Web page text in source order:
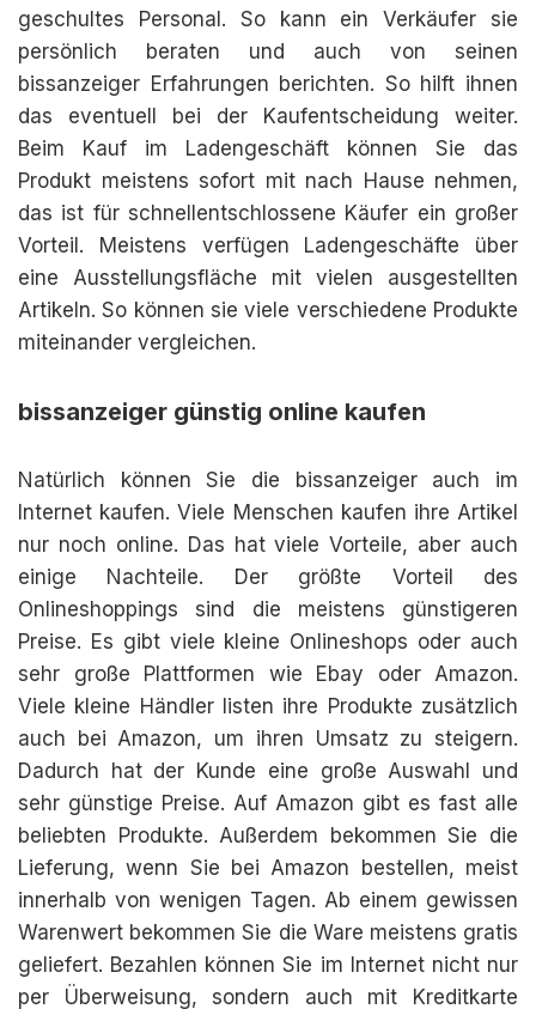
geschultes Personal. So kann ein Verkäufer sie
persönlich beraten und auch von seinen
bissanzeiger Erfahrungen berichten. So hilft ihnen
das eventuell bei der Kaufentscheidung weiter.
Beim Kauf im Ladengeschäft können Sie das
Produkt meistens sofort mit nach Hause nehmen,
das ist für schnellentschlossene Käufer ein großer
Vorteil. Meistens verfügen Ladengeschäfte über
eine Ausstellungsfläche mit vielen ausgestellten
Artikeln. So können sie viele verschiedene Produkte
miteinander vergleichen.
bissanzeiger günstig online kaufen
Natürlich können Sie die bissanzeiger auch im
Internet kaufen. Viele Menschen kaufen ihre Artikel
nur noch online. Das hat viele Vorteile, aber auch
einige Nachteile. Der größte Vorteil des
Onlineshoppings sind die meistens günstigeren
Preise. Es gibt viele kleine Onlineshops oder auch
sehr große Plattformen wie Ebay oder Amazon.
Viele kleine Händler listen ihre Produkte zusätzlich
auch bei Amazon, um ihren Umsatz zu steigern.
Dadurch hat der Kunde eine große Auswahl und
sehr günstige Preise. Auf Amazon gibt es fast alle
beliebten Produkte. Außerdem bekommen Sie die
Lieferung, wenn Sie bei Amazon bestellen, meist
innerhalb von wenigen Tagen. Ab einem gewissen
Warenwert bekommen Sie die Ware meistens gratis
geliefert. Bezahlen können Sie im Internet nicht nur
per Überweisung, sondern auch mit Kreditkarte